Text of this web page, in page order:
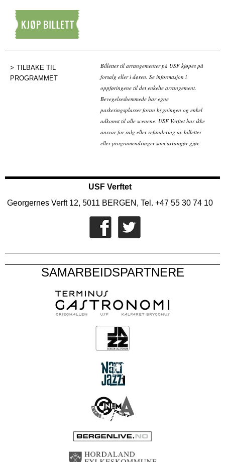
TILBAKE TIL
PROGRAMMET
Billetter til arrangementer på USF kjøpes på
forsalg eller i døren. Se informasjon i
oppføringene til det enkelte arrangement.
Bevegelseshemmede har egne
parkeringsplasser foran bygningen og enkel
adkomst til alle scenene. USF Verftet har ikke
ansvar for salg eller refundering av billetter
eller programendringer som arrangør gjør.
USF Verftet
Georgernes Verft 12, 5011 BERGEN, Tel. +47 55 30 74 10
SAMARBEIDSPARTNERE